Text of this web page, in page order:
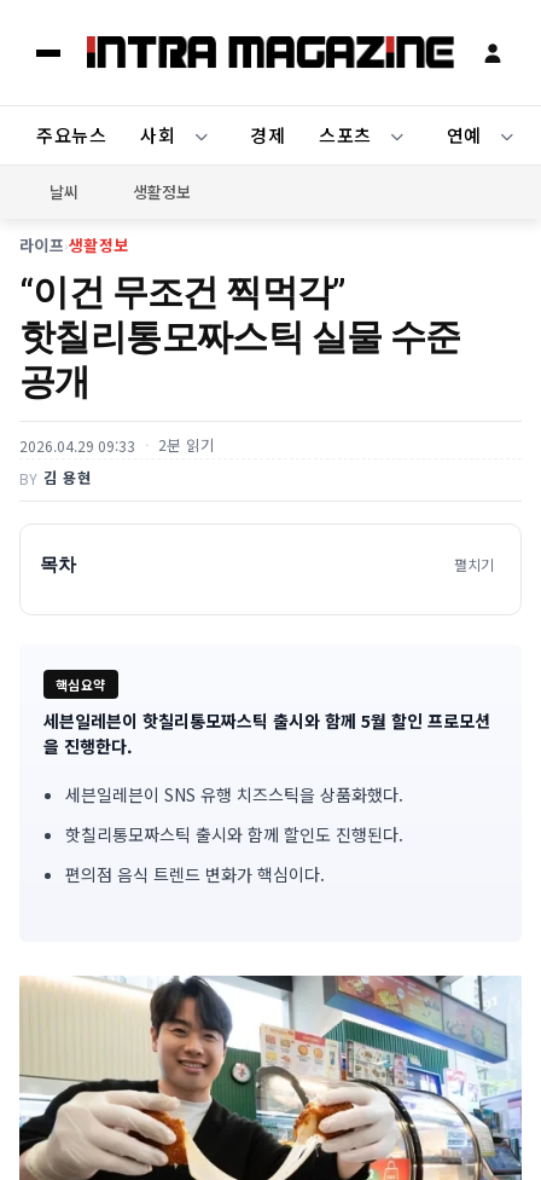
주요뉴스 사회 경제 스포츠 연예
날씨 생활정보
라이프›생활정보
“이건 무조건 찍먹각”
핫칠리통모짜스틱 실물 수준
공개
2026.04.29 09:33 2분 읽기
BY 김 용현
목차 펼치기
핵심요약
기
심
세븐일레븐이 핫칠리통모짜스틱 출시와 함께 5월 할인 프로모션
을 진행한다.
세븐일레븐이 SNS 유행 치즈스틱을 상품화했다.
핫칠리통모짜스틱 출시와 함께 할인도 진행된다.
편의점 음식 트렌드 변화가 핵심이다.